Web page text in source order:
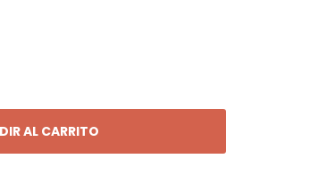
AL CARRITO